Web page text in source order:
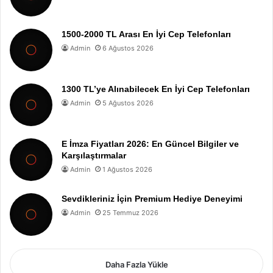
1500-2000 TL Arası En İyi Cep Telefonları
Admin 6 Ağustos 2026
1300 TL’ye Alınabilecek En İyi Cep Telefonları
Admin 5 Ağustos 2026
E İmza Fiyatları 2026: En Güncel Bilgiler ve
Karşılaştırmalar
Admin 1 Ağustos 2026
Sevdikleriniz İçin Premium Hediye Deneyimi
Admin 25 Temmuz 2026
Daha Fazla Yükle